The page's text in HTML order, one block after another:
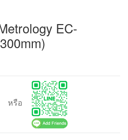
EC-
หรือ